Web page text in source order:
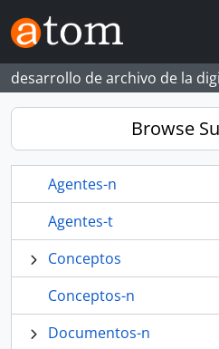
Skip to main content
desarrollo de archivo de la
Browse
Agentes-n
Agentes-t
Conceptos
Conceptos-n
Documentos-n